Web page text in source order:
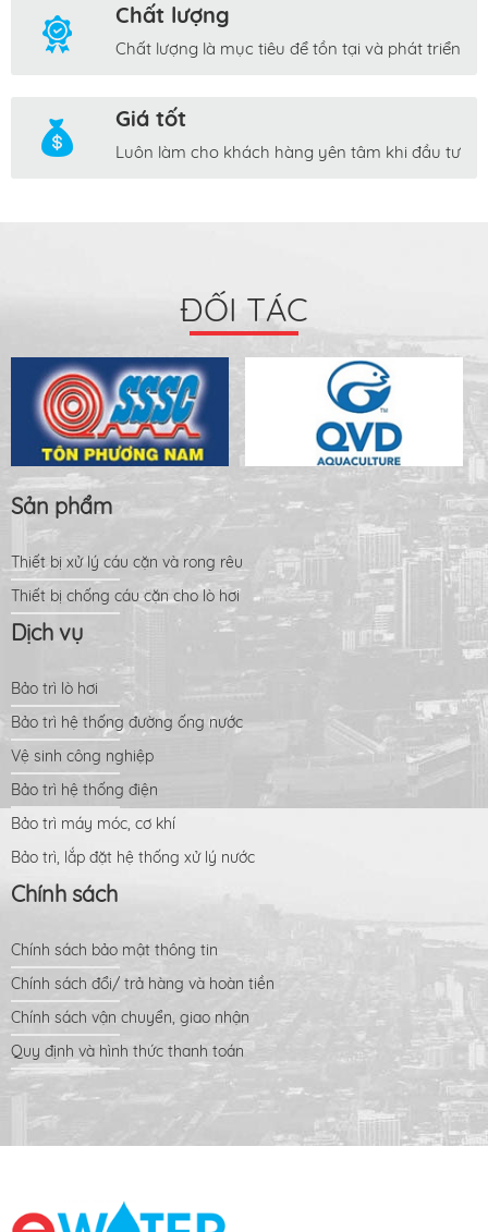
Chất lượng
Chất lượng là mục tiêu để tồn tại và phát triển
Giá tốt
Luôn làm cho khách hàng yên tâm khi đầu tư
ĐỐI TÁC
Sản phẩm
Thiết bị xử lý cáu cặn và rong rêu
Thiết bị chống cáu cặn cho lò hơi
Dịch vụ
Bảo trì lò hơi
Bảo trì hệ thống đường ống nước
Vệ sinh công nghiệp
Bảo trì hệ thống điện
Bảo trì máy móc, cơ khí
Bảo trì, lắp đặt hệ thống xử lý nước
Chính sách
Chính sách bảo mật thông tin
Chính sách đổi/ trả hàng và hoàn tiền
Chính sách vận chuyển, giao nhận
Quy định và hình thức thanh toán